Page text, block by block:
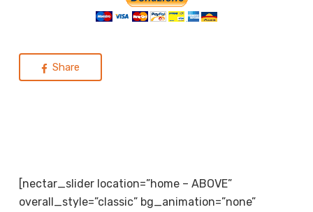
Share
[nectar_slider location=”home – ABOVE”
overall_style=”classic” bg_animation=”none”